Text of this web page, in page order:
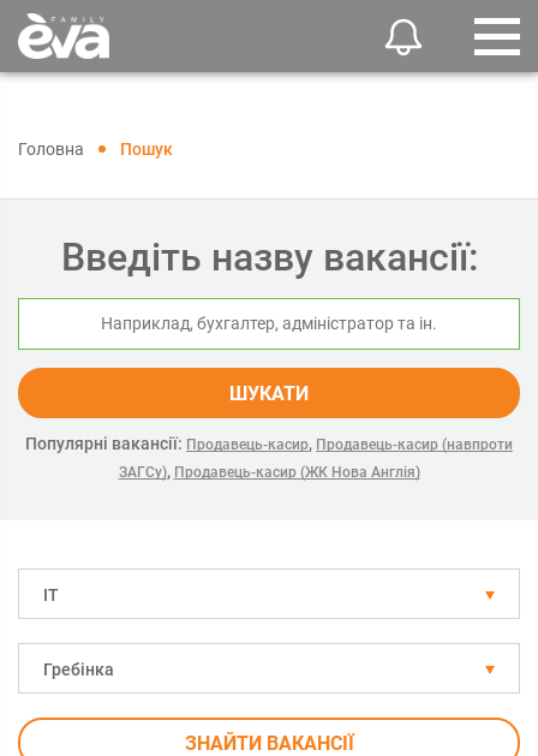
Головна Пошук
Введіть назву вакансії:
ШУКАТИ
Популярні вакансії: Продавець-касир, Продавець-касир (навпроти
ЗАГСу), Продавець-касир (ЖК Нова Англія)
IT
Гребінка
ЗНАЙТИ ВАКАНСІЇ